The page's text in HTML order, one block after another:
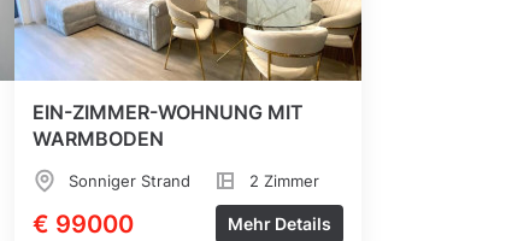
EIN-ZIMMER-WOHNUNG MIT
WARMBODEN
Sonniger Strand 2 Zimmer
€ 99000 Mehr Details